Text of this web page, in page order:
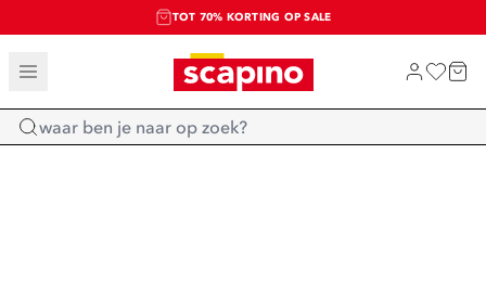
TOT 70% KORTING OP SALE
SALE: LAATSTE KANS!
SHOP NIEUW
Home